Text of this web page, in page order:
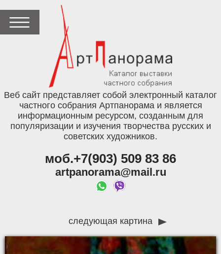
Веб сайт представляет собой электронный каталог
частного собрания Артпанорама и является
информационным ресурсом, созданным для
популяризации и изучения творчества русских и
советских художников.
моб.+7(903) 509 83 86
artpanorama@mail.ru
следующая картина